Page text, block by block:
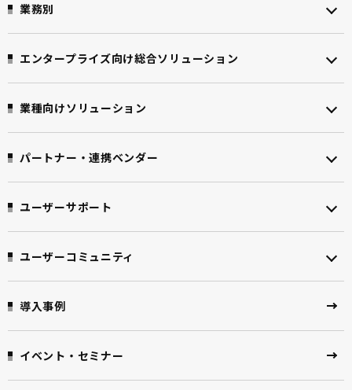
業務別
エンタープライズ向け総合ソリューション
業種向けソリューション
パートナー・連携ベンダー
ユーザーサポート
ユーザーコミュニティ
導入事例
イベント・セミナー